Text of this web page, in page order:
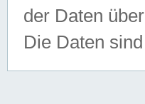
der Daten
Die Daten